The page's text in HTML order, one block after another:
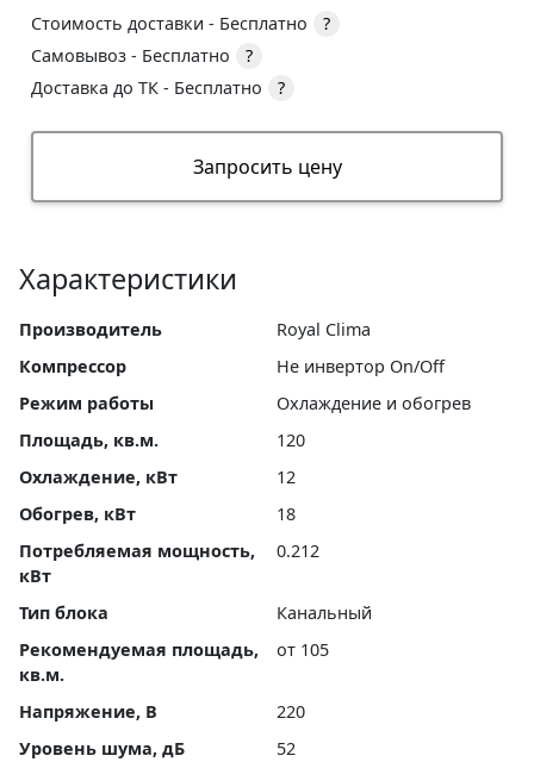
Стоимость доставки - Бесплатно
?
Самовывоз - Бесплатно
?
Доставка до ТК - Бесплатно ?
Запросить цену
Характеристики
Производитель
Royal Clima
Компрессор
Не инвертор On/Off
Режим работы
Охлаждение и обогрев
Площадь, кв.м.
120
Охлаждение, кВт
12
Обогрев, кВт
18
Потребляемая мощность,
кВт
0.212
Тип блока
Канальный
Рекомендуемая площадь,
кв.м.
от 105
Напряжение, В
220
Уровень шума, дБ
52